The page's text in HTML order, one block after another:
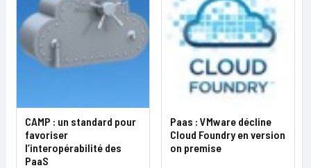
CAMP : un standard pour
favoriser
l’interopérabilité des
PaaS
Paas : VMware décline
Cloud Foundry en version
on premise